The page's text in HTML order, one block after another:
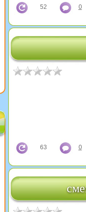
52 0
63 0